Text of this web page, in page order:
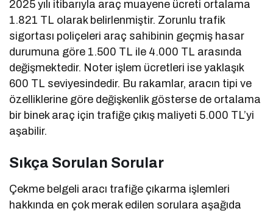
2025 yılı itibarıyla araç muayene ücreti ortalama
1.821 TL olarak belirlenmiştir. Zorunlu trafik
sigortası poliçeleri araç sahibinin geçmiş hasar
durumuna göre 1.500 TL ile 4.000 TL arasında
değişmektedir. Noter işlem ücretleri ise yaklaşık
600 TL seviyesindedir. Bu rakamlar, aracın tipi ve
özelliklerine göre değişkenlik gösterse de ortalama
bir binek araç için trafiğe çıkış maliyeti 5.000 TL’yi
aşabilir.
Sıkça Sorulan Sorular
Çekme belgeli aracı trafiğe çıkarma işlemleri
hakkında en çok merak edilen sorulara aşağıda